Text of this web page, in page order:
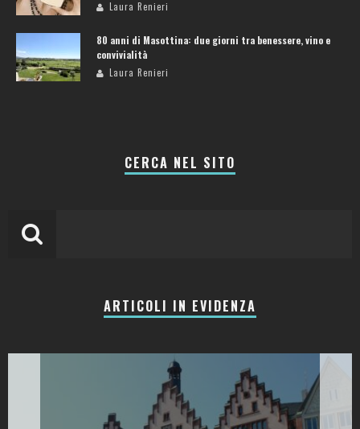
Laura Renieri
80 anni di Masottina: due giorni tra benessere, vino e
convivialità
Laura Renieri
CERCA NEL SITO
ARTICOLI IN EVIDENZA